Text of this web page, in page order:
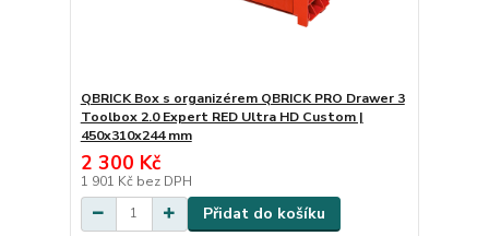
QBRICK Box s organizérem QBRICK PRO Drawer 3
Toolbox 2.0 Expert RED Ultra HD Custom |
450x310x244 mm
2 300 Kč
1 901 Kč bez DPH
Přidat do košíku